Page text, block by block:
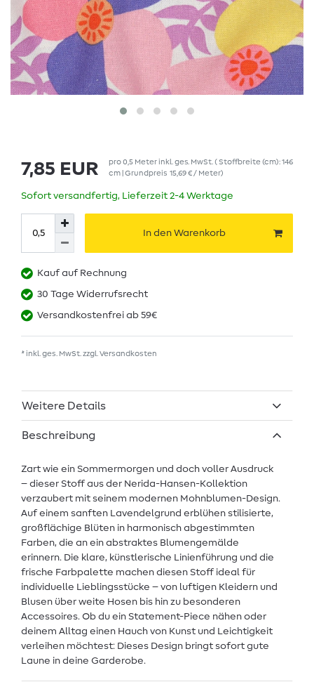
7,85 EUR pro0,5 Meter inkl. ges. MwSt.( Stoffbreite (cm): 146
cm | Grundpreis 15,69 € / Meter)
Sofort versandfertig, Lieferzeit 2-4 Werktage
In den Warenkorb
Kauf auf Rechnung
30 Tage Widerrufsrecht
Versandkostenfrei ab 59€
* inkl. ges. MwSt. zzgl.Versandkosten
Weitere Details
Beschreibung
Zart wie ein Sommermorgen und doch voller Ausdruck
– dieser Stoff aus der Nerida-Hansen-Kollektion
verzaubert mit seinem modernen Mohnblumen-Design.
Auf einem sanften Lavendelgrund erblühen stilisierte,
großflächige Blüten in harmonisch abgestimmten
Farben, die an ein abstraktes Blumengemälde
erinnern. Die klare, künstlerische Linienführung und die
frische Farbpalette machen diesen Stoff ideal für
individuelle Lieblingsstücke – von luftigen Kleidern und
Blusen über weite Hosen bis hin zu besonderen
Accessoires. Ob du ein Statement-Piece nähen oder
deinem Alltag einen Hauch von Kunst und Leichtigkeit
verleihen möchtest: Dieses Design bringt sofort gute
Laune in deine Garderobe.